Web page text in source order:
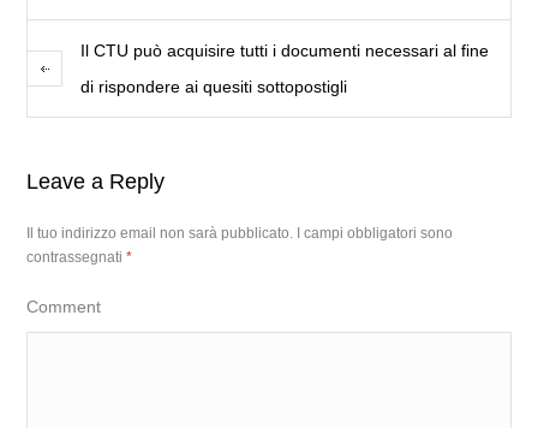
Il CTU può acquisire tutti i documenti necessari al fine
di rispondere ai quesiti sottopostigli
Leave a Reply
Il tuo indirizzo email non sarà pubblicato.
I campi obbligatori sono
contrassegnati*
Comment